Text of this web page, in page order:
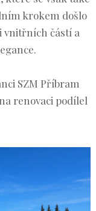
krokem došlo
vnitřních částí a
SZM Příbram
renovaci podílel